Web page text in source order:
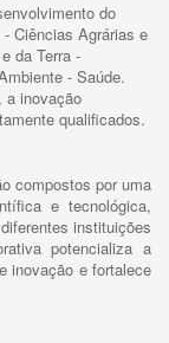
do
Ciências Agrárias e
da Terra -
- Saúde.
a inovação
qualificados.
compostos por uma
e tecnológica,
instituições
potencializa a
inovação e fortalece